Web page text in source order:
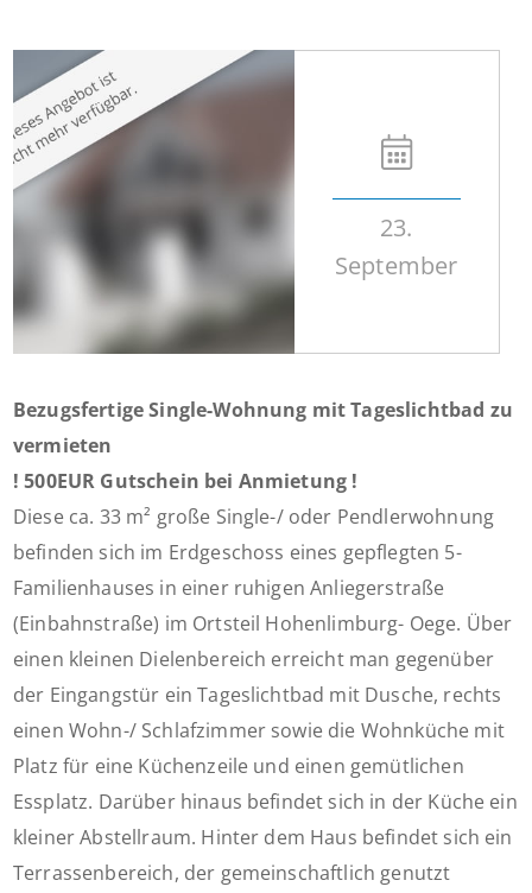
23.
September
Bezugsfertige Single-Wohnung mit Tageslichtbad zu
vermieten
! 500EUR Gutschein bei Anmietung !
Diese ca. 33 m² große Single-/ oder Pendlerwohnung
befinden sich im Erdgeschoss eines gepflegten 5-
Familienhauses in einer ruhigen Anliegerstraße
(Einbahnstraße) im Ortsteil Hohenlimburg- Oege. Über
einen kleinen Dielenbereich erreicht man gegenüber
der Eingangstür ein Tageslichtbad mit Dusche, rechts
einen Wohn-/ Schlafzimmer sowie die Wohnküche mit
Platz für eine Küchenzeile und einen gemütlichen
Essplatz. Darüber hinaus befindet sich in der Küche ein
kleiner Abstellraum. Hinter dem Haus befindet sich ein
Terrassenbereich, der gemeinschaftlich genutzt